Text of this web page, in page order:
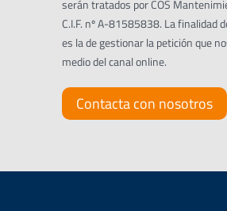
serán tratados por COS
C.I.F. nº A-81585838. La finalidad
es la de gestionar la petición que
medio del canal online.
Contacta con nosotros